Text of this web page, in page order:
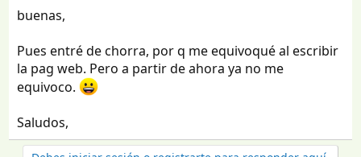
buenas,
Pues entré de chorra, por q me equivoqué al escribir
la pag web. Pero a partir de ahora ya no me
equivoco.
Saludos,